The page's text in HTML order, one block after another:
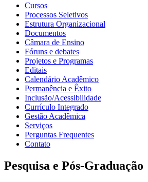
Cursos
Processos Seletivos
Estrutura Organizacional
Documentos
Câmara de Ensino
Fóruns e debates
Projetos e Programas
Editais
Calendário Acadêmico
Permanência e Êxito
Inclusão/Acessibilidade
Currículo Integrado
Gestão Acadêmica
Serviços
Perguntas Frequentes
Contato
Pesquisa e Pós-Graduação